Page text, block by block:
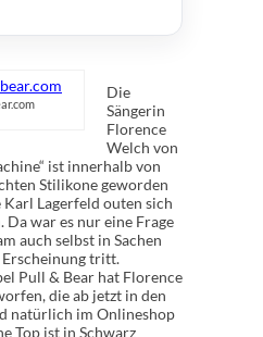
Die
Sängerin
Florence
Welch von
ist innerhalb von
Stilikone geworden
Lagerfeld outen sich
Da war es nur eine Frage
auch selbst in Sachen
tritt.
Pull & Bear hat Florence
die ab jetzt in den
natürlich im Onlineshop
Top ist in Schwarz